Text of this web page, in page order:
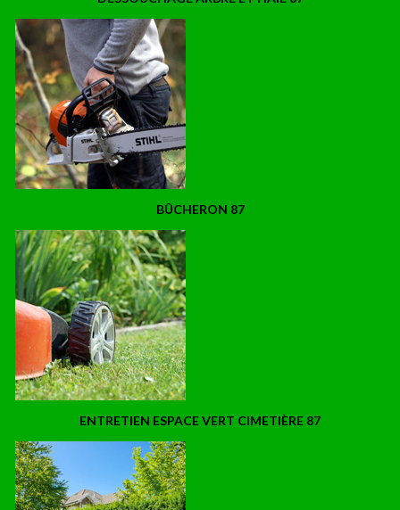
BÛCHERON 87
ENTRETIEN ESPACE VERT CIMETIÈRE 87